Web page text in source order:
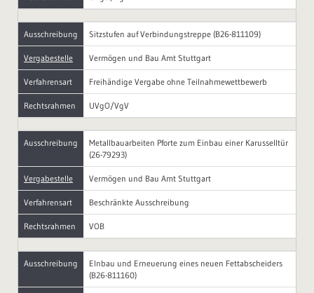
Ausschreibung Sitzstufen auf Verbindungstreppe (B26-811109)
Vergabestelle Vermögen und Bau Amt Stuttgart
Verfahrensart Freihändige Vergabe ohne Teilnahmewettbewerb
Rechtsrahmen UVgO/VgV
Ausschreibung
Metallbauarbeiten Pforte zum Einbau einer Karusselltür
(26-79293)
Vergabestelle Vermögen und Bau Amt Stuttgart
Verfahrensart Beschränkte Ausschreibung
Rechtsrahmen VOB
Ausschreibung
EInbau und Erneuerung eines neuen Fettabscheiders
(B26-811160)